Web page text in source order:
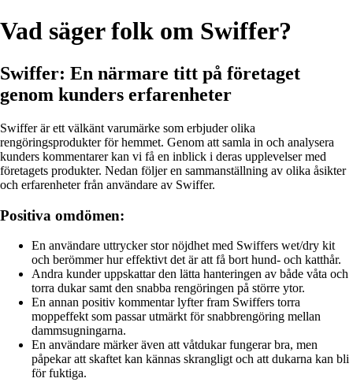
Vad säger folk om Swiffer?
Swiffer: En närmare titt på företaget
genom kunders erfarenheter
Swiffer är ett välkänt varumärke som erbjuder olika
rengöringsprodukter för hemmet. Genom att samla in och analysera
kunders kommentarer kan vi få en inblick i deras upplevelser med
företagets produkter. Nedan följer en sammanställning av olika åsikter
och erfarenheter från användare av Swiffer.
Positiva omdömen:
En användare uttrycker stor nöjdhet med Swiffers wet/dry kit
och berömmer hur effektivt det är att få bort hund- och katt­hår.
Andra kunder uppskattar den lätta hanteringen av både våta och
torra dukar samt den snabba rengöringen på större ytor.
En annan positiv kommentar lyfter fram Swiffers torra
moppeffekt som passar utmärkt för snabbrengöring mellan
dammsugningarna.
En användare märker även att våtdukar fungerar bra, men
påpekar att skaftet kan kännas skrangligt och att dukarna kan bli
för fuktiga.